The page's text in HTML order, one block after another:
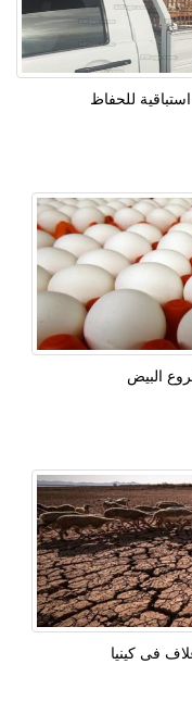
للحفاظ
البيض
فى كينيا